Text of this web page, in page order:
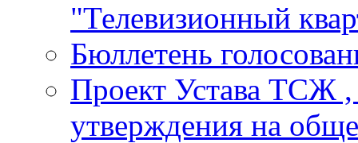
"Телевизионный
Бюллетень
Проект Устава ТСЖ
утверждения на